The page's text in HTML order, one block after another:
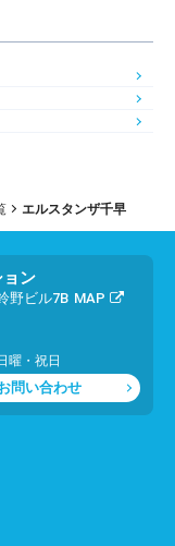
エルスタンザ千早
ン
野ビル7B MAP
曜・祝日
問い合わせ